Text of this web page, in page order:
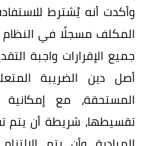
وأكدت أنه يُشترط
المكلف مسجلًا في النظام
جميع الإقرارات واجبة
أصل دين الضريبة
المستحقة، مع
تقسيطها، شريطة أن يتم